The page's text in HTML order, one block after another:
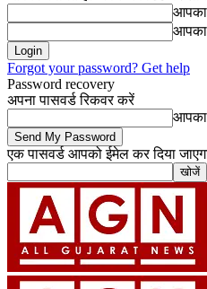
आपका
Forgot your password? Get help
Password recovery
अपना पासवर्ड रिकवर करें
एक पासवर्ड आपको ईमेल कर दिया